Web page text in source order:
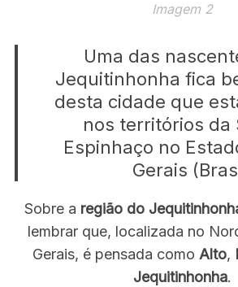
Imagem 2
Uma das
Jequitinhonha fica
desta cidade que
nos territórios da
Espinhaço no
Gerais
Sobre a região do
lembrar que, localizada no
Gerais, é pensada como Alto,
Jequitinhonha.